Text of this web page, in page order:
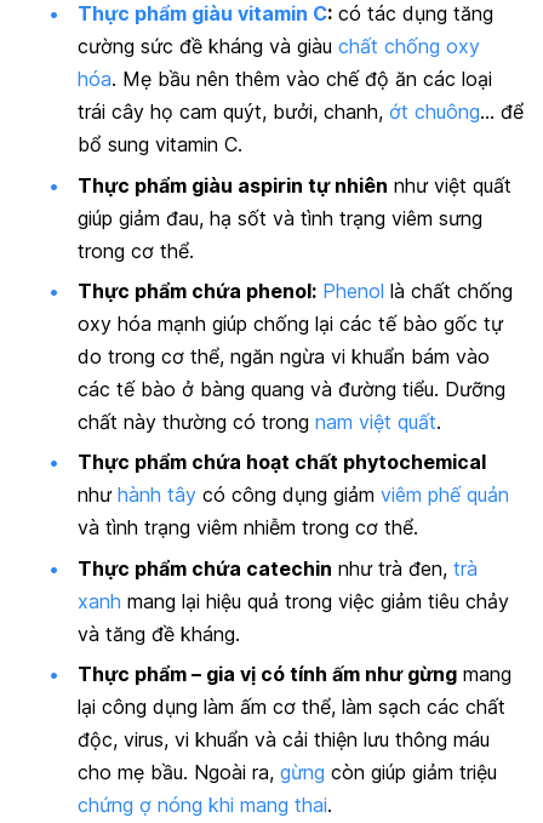
Thực phẩm giàu vitamin C: có tác dụng tăng
cường sức đề kháng và giàu chất chống oxy
hóa. Mẹ bầu nên thêm vào chế độ ăn các loại
trái cây họ cam quýt, bưởi, chanh, ớt chuông… để
bổ sung vitamin C.
Thực phẩm giàu aspirin tự nhiên như việt quất
giúp giảm đau, hạ sốt và tình trạng viêm sưng
trong cơ thể.
Thực phẩm chứa phenol: Phenol là chất chống
oxy hóa mạnh giúp chống lại các tế bào gốc tự
do trong cơ thể, ngăn ngừa vi khuẩn bám vào
các tế bào ở bàng quang và đường tiểu. Dưỡng
chất này thường có trong nam việt quất.
Thực phẩm chứa hoạt chất phytochemical
như hành tây có công dụng giảm viêm phế quản
và tình trạng viêm nhiễm trong cơ thể.
Thực phẩm chứa catechin như trà đen, trà
xanh mang lại hiệu quả trong việc giảm tiêu chảy
và tăng đề kháng.
Thực phẩm – gia vị có tính ấm như gừng mang
lại công dụng làm ấm cơ thể, làm sạch các chất
độc, virus, vi khuẩn và cải thiện lưu thông máu
cho mẹ bầu. Ngoài ra, gừng còn giúp giảm triệu
chứng ợ nóng khi mang thai.